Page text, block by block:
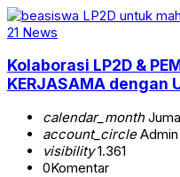
21 News
Kolaborasi LP2D &
KERJASAMA dengan
calendar_month
account_circleAdmin
visibility1.361
0Komentar